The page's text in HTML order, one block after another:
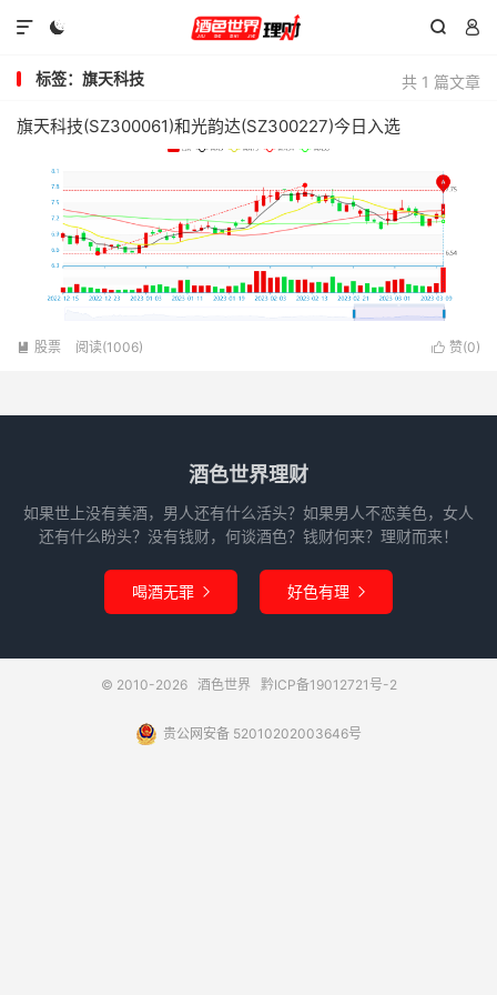
  

共 1 篇文章
标签：旗天科技
旗天科技(SZ300061)和光韵达(SZ300227)今日入选
 赞(0)
 股票 阅读(1006)
酒色世界理财
如果世上没有美酒，男人还有什么活头？如果男人不恋美色，女人
还有什么盼头？没有钱财，何谈酒色？钱财何来？理财而来！
喝酒无罪  好色有理 
© 2010-2026 酒色世界 黔ICP备19012721号-2
贵公网安备 52010202003646号